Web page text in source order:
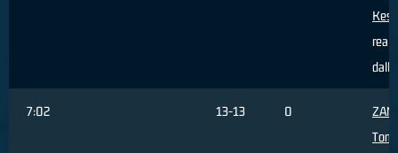
7:02 13-13 0